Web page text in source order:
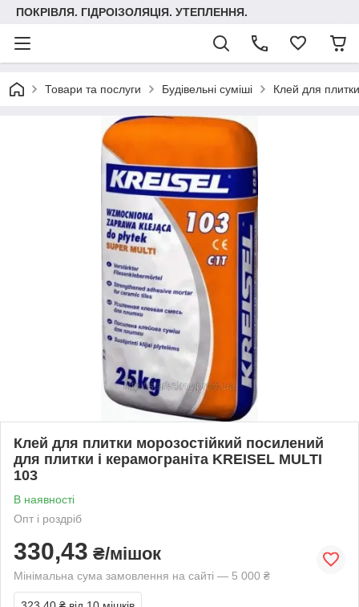
ПОКРІВЛЯ. ГІДРОІЗОЛЯЦІЯ. УТЕПЛЕННЯ.
Товари та послуги Будівельні суміші Клей для плитки
Клей для плитки морозостійкий посилений
для плитки і керамограніта KREISEL MULTI
103
В наявності
Опт і роздріб
330,43 ₴/мішок
Мінімальна сума замовлення на сайті — 5 000 ₴